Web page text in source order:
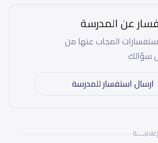
عن المدرسة
المجاب عنها من
سؤالك
ارسال استفسار للمدرسة